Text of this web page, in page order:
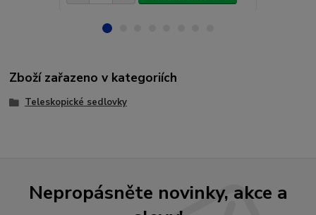
Zboží zařazeno v kategoriích
Teleskopické sedlovky
Nepropásněte novinky, akce a